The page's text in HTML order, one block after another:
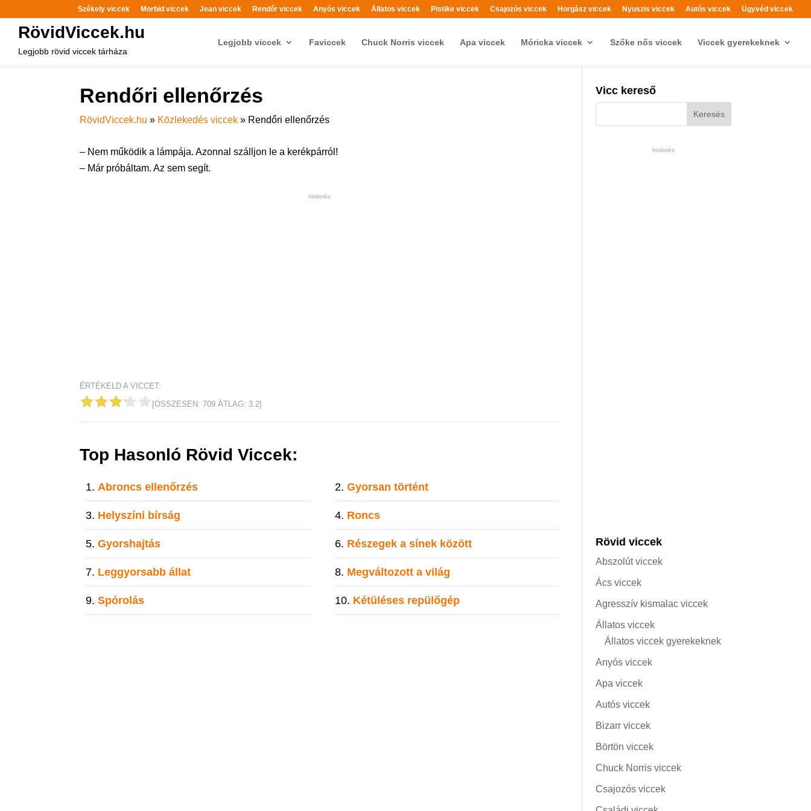
Székely viccek Morbid viccek Jean viccek Rendőr viccek Anyós viccek Állatos viccek Pistike viccek Csajozós viccek Horgász viccek Nyuszis viccek Autós viccek Ügyvéd viccek
RövidViccek.hu
Legjobb rövid viccek tárháza
Legjobb viccek Faviccek Chuck Norris viccek Apa viccek Móricka viccek Szőke nős viccek Viccek gyerekeknek
Rendőri ellenőrzés
RövidViccek.hu » Közlekedés viccek » Rendőri ellenőrzés
– Nem működik a lámpája. Azonnal szálljon le a kerékpárról!
– Már próbáltam. Az sem segít.
hirdetés
ÉRTÉKELD A VICCET:
[ÖSSZESEN: 709 ÁTLAG: 3.2]
Top Hasonló Rövid Viccek:
Abroncs ellenőrzés Gyorsan történt
Helyszíni bírság Roncs
Gyorshajtás Részegek a sínek között
Leggyorsabb állat Megváltozott a világ
Spórolás Kétüléses repülőgép
Vicc kereső
hirdetés
Rövid viccek
Abszolút viccek
Ács viccek
Agresszív kismalac viccek
Állatos viccek
Állatos viccek gyerekeknek
Anyós viccek
Apa viccek
Autós viccek
Bizarr viccek
Börtön viccek
Chuck Norris viccek
Csajozós viccek